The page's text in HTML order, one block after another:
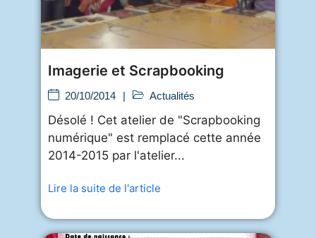
Imagerie et Scrapbooking
20/10/2014 | Actualités
Désolé ! Cet atelier de "Scrapbooking
numérique" est remplacé cette année
2014-2015 par l'atelier...
Lire la suite de l'article